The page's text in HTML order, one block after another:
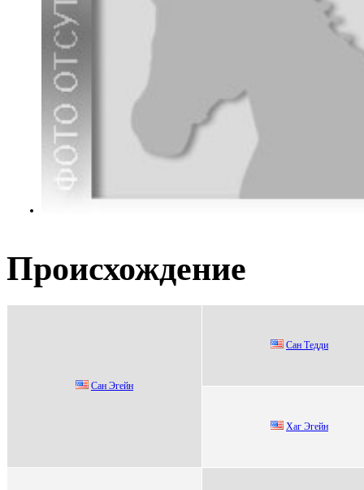
Происхождение
Сaн Эгейн
Caн Тедди
Хаг Эгейн